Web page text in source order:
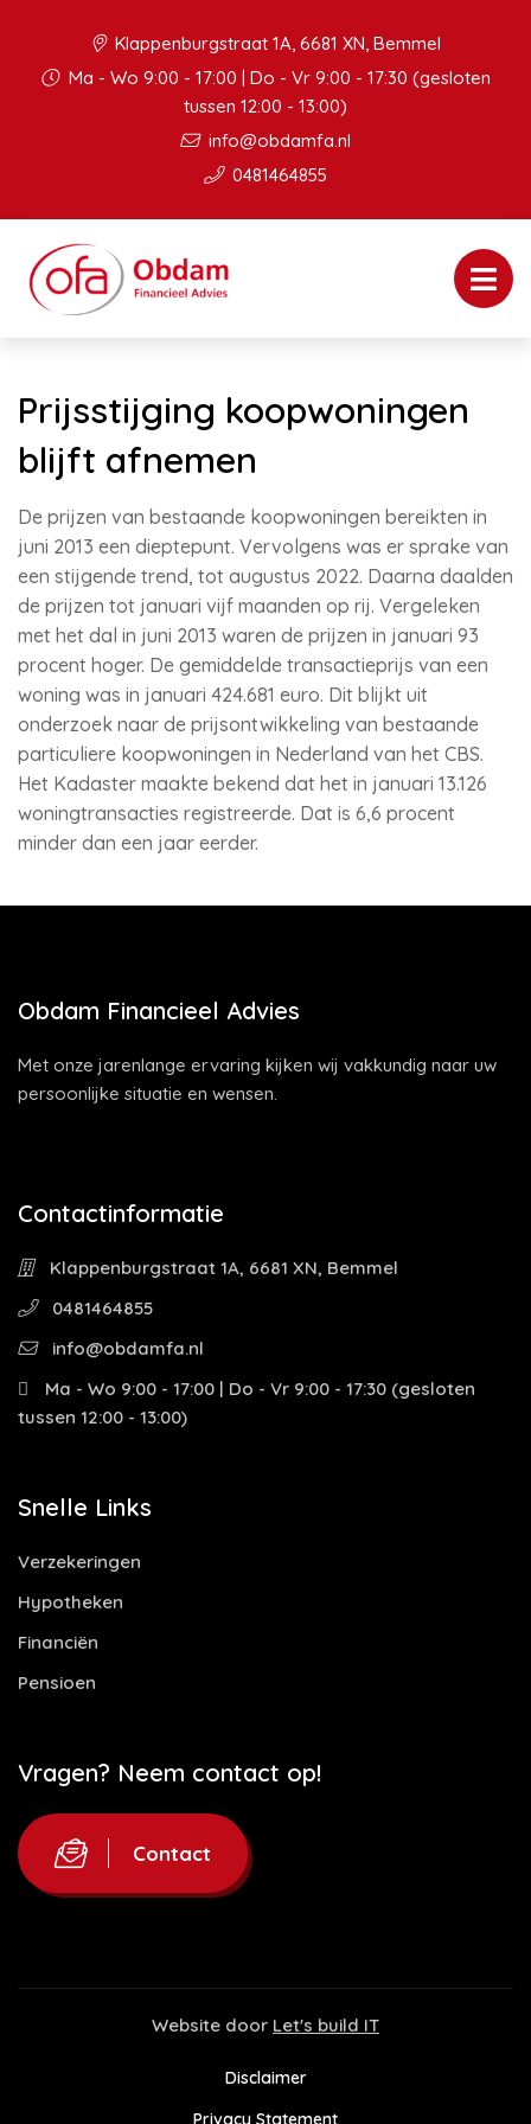
Klappenburgstraat 1A, 6681 XN, Bemmel
Ma - Wo 9:00 - 17:00 | Do - Vr 9:00 - 17:30 (gesloten
tussen 12:00 - 13:00)
info@obdamfa.nl
0481464855
Prijsstijging koopwoningen
blijft afnemen
De prijzen van bestaande koopwoningen bereikten in
juni 2013 een dieptepunt. Vervolgens was er sprake van
een stijgende trend, tot augustus 2022. Daarna daalden
de prijzen tot januari vijf maanden op rij. Vergeleken
met het dal in juni 2013 waren de prijzen in januari 93
procent hoger. De gemiddelde transactieprijs van een
woning was in januari 424.681 euro. Dit blijkt uit
onderzoek naar de prijsontwikkeling van bestaande
particuliere koopwoningen in Nederland van het CBS.
Het Kadaster maakte bekend dat het in januari 13.126
woningtransacties registreerde. Dat is 6,6 procent
minder dan een jaar eerder.
Obdam Financieel Advies
Met onze jarenlange ervaring kijken wij vakkundig naar uw
persoonlijke situatie en wensen.
Contactinformatie
Klappenburgstraat 1A, 6681 XN, Bemmel
0481464855
info@obdamfa.nl
Ma - Wo 9:00 - 17:00 | Do - Vr 9:00 - 17:30 (gesloten
tussen 12:00 - 13:00)
Snelle Links
Verzekeringen
Hypotheken
Financiën
Pensioen
Vragen? Neem contact op!
Contact
Website door Let's build IT
Disclaimer
Privacy Statement